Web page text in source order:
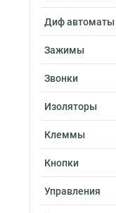
Диф автоматы
Зажимы
Звонки
Изоляторы
Клеммы
Кнопки
Управления